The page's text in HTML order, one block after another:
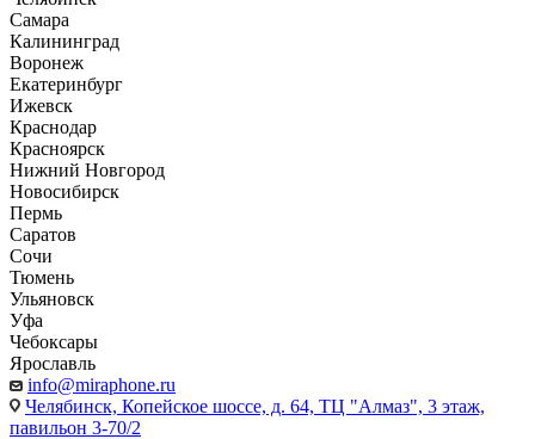
Самара
Калининград
Воронеж
Екатеринбург
Ижевск
Краснодар
Красноярск
Нижний Новгород
Новосибирск
Пермь
Саратов
Сочи
Тюмень
Ульяновск
Уфа
Чебоксары
Ярославль
info@miraphone.ru
Челябинск, Копейское шоссе, д. 64, ТЦ "Алмаз", 3 этаж,
павильон 3-70/2